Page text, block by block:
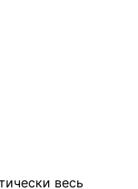
весь